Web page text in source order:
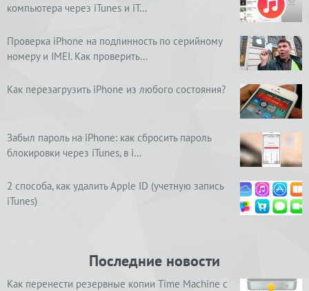
компьютера через iTunes и iT…
Проверка iPhone на подлинность по серийному
номеру и IMEI. Как проверить…
Как перезагрузить iPhone из любого состояния?
Забыл пароль на iPhone: как сбросить пароль
блокировки через iTunes, в i…
2 способа, как удалить Apple ID (учетную запись
iTunes)
Последние новости
Как перенести резервные копии Time Machine с